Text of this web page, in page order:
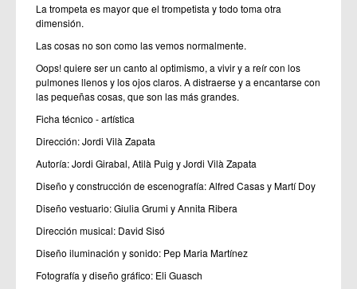
La trompeta es mayor que el trompetista y todo toma otra
dimensión.
Las cosas no son como las vemos normalmente.
Oops! quiere ser un canto al optimismo, a vivir y a reír con los
pulmones llenos y los ojos claros. A distraerse y a encantarse con
las pequeñas cosas, que son las más grandes.
Ficha técnico - artística
Dirección: Jordi Vilà Zapata
Autoría: Jordi Girabal, Atilà Puig y Jordi Vilà Zapata
Diseño y construcción de escenografía: Alfred Casas y Martí Doy
Diseño vestuario: Giulia Grumi y Annita Ribera
Dirección musical: David Sisó
Diseño iluminación y sonido: Pep Maria Martínez
Fotografía y diseño gráfico: Eli Guasch